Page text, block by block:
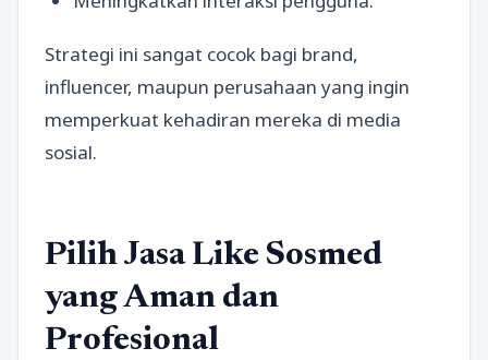
Strategi ini sangat cocok bagi brand,
influencer, maupun perusahaan yang ingin
memperkuat kehadiran mereka di media
sosial.
Pilih Jasa Like Sosmed
yang Aman dan
Profesional